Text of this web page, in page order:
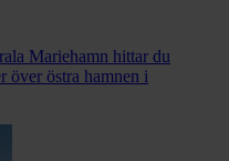
Mariehamn hittar du
över östra hamnen i